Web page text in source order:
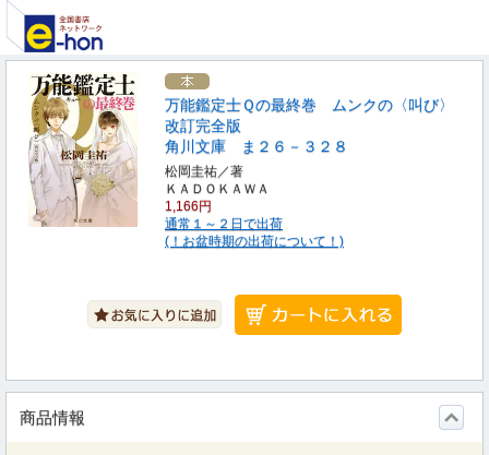
万能鑑定士Ｑの最終巻 ムンクの〈叫び〉
改訂完全版
角川文庫 ま２６－３２８
松岡圭祐／著
ＫＡＤＯＫＡＷＡ
1,166円
通常１～２日で出荷
(！お盆時期の出荷について！)
商品情報